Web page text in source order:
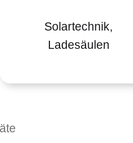
Solartechnik,
Ladesäulen